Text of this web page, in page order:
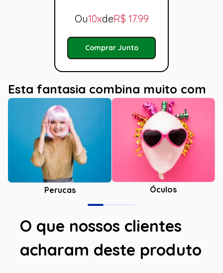
Ou10xdeR$ 17.99
Comprar Junto
Esta fantasia combina muito com
Perucas Óculos
O que nossos clientes
acharam deste produto